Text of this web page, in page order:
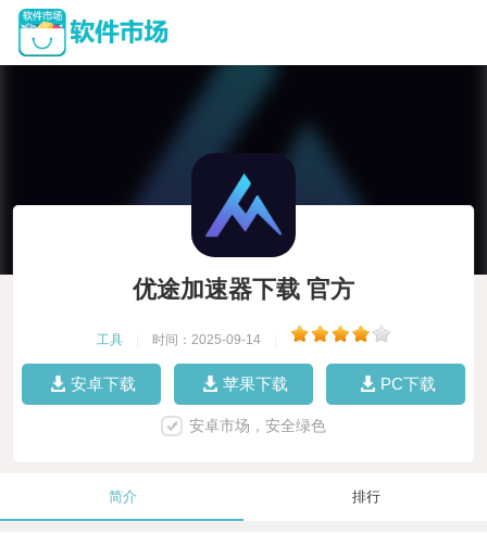
优途加速器下载 官方
工具 时间：2025-09-14
安卓下载 苹果下载 PC下载
安卓市场，安全绿色
简介 排行